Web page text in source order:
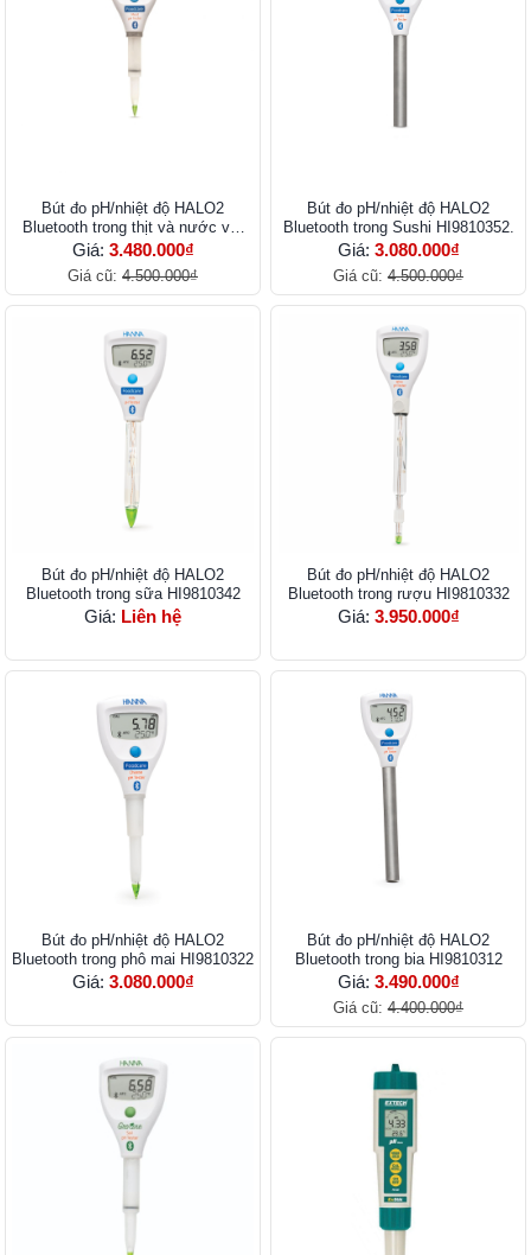
Bút đo pH/nhiệt độ HALO2
Bluetooth trong thịt và nước với
thiết kế gắn lưỡi dao HI9810452
Giá: 3.480.000₫
Giá cũ: 4.500.000₫
Bút đo pH/nhiệt độ HALO2
Bluetooth trong Sushi HI9810352.
Giá: 3.080.000₫
Giá cũ: 4.500.000₫
Bút đo pH/nhiệt độ HALO2
Bluetooth trong sữa HI9810342
Giá: Liên hệ
Bút đo pH/nhiệt độ HALO2
Bluetooth trong rượu HI9810332
Giá: 3.950.000₫
Bút đo pH/nhiệt độ HALO2
Bluetooth trong phô mai HI9810322
Giá: 3.080.000₫
Bút đo pH/nhiệt độ HALO2
Bluetooth trong bia HI9810312
Giá: 3.490.000₫
Giá cũ: 4.400.000₫